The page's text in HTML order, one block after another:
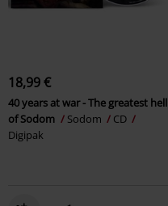
18,99 €
40 years at war - The greatest hell
of Sodom
Sodom
CD
Digipak